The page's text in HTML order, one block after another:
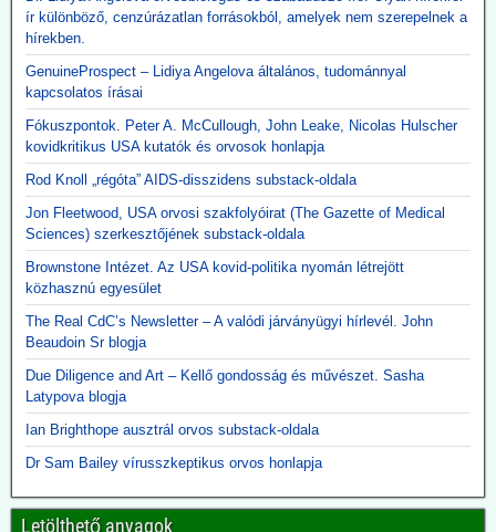
ír különböző, cenzúrázatlan forrásokból, amelyek nem szerepelnek a
hírekben.
GenuineProspect – Lidiya Angelova általános, tudománnyal
kapcsolatos írásai
Fókuszpontok. Peter A. McCullough, John Leake, Nicolas Hulscher
kovidkritikus USA kutatók és orvosok honlapja
Rod Knoll „régóta” AIDS-disszidens substack-oldala
Jon Fleetwood, USA orvosi szakfolyóirat (The Gazette of Medical
Sciences) szerkesztőjének substack-oldala
Brownstone Intézet. Az USA kovid-politika nyomán létrejött
közhasznú egyesület
The Real CdC’s Newsletter – A valódi járványügyi hírlevél. John
Beaudoin Sr blogja
Due Diligence and Art – Kellő gondosság és művészet. Sasha
Latypova blogja
Ian Brighthope ausztrál orvos substack-oldala
Dr Sam Bailey vírusszkeptikus orvos honlapja
Letölthető anyagok